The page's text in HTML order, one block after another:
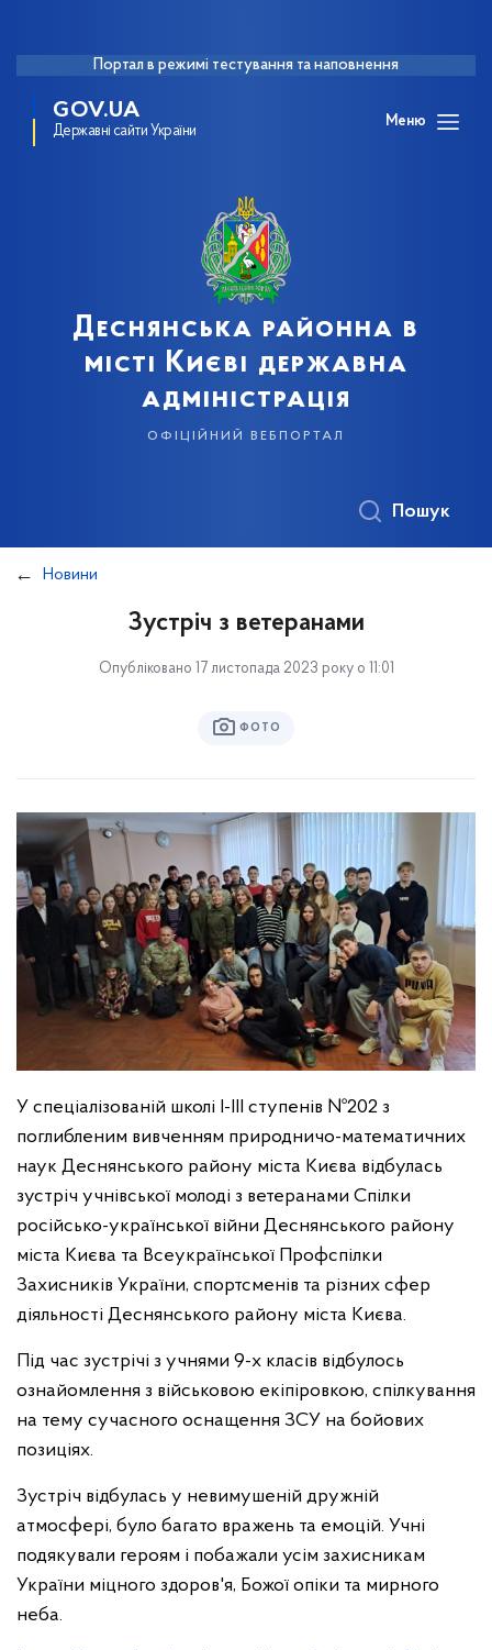
Портал в режимі тестування та наповнення
GOV.UA
Державні сайти України
Меню
Деснянська районна в
місті Києві державна
адміністрація
офіційний вебпортал
Пошук
Новини
Зустріч з ветеранами
Опубліковано 17 листопада 2023 року о 11:01
ФОТО
У спеціалізованій школі І-ІІІ ступенів №202 з
поглибленим вивченням природничо-математичних
наук Деснянського району міста Києва відбулась
зустріч учнівської молоді з ветеранами Спілки
російсько-української війни Деснянського району
міста Києва та Всеукраїнської Профспілки
Захисників України, спортсменів та різних сфер
діяльності Деснянського району міста Києва.
Під час зустрічі з учнями 9-х класів відбулось
ознайомлення з військовою екіпіровкою, спілкування
на тему сучасного оснащення ЗСУ на бойових
позиціях.
Зустріч відбулась у невимушеній дружній
атмосфері, було багато вражень та емоцій. Учні
подякували героям і побажали усім захисникам
України міцного здоров'я, Божої опіки та мирного
неба.